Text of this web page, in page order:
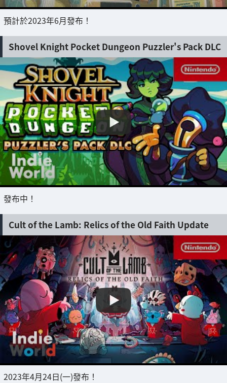
預計於2023年6月發布！
Shovel Knight Pocket Dungeon Puzzler's Pack DLC
發布中！
Cult of the Lamb: Relics of the Old Faith Update
2023年4月24日(一)發布！